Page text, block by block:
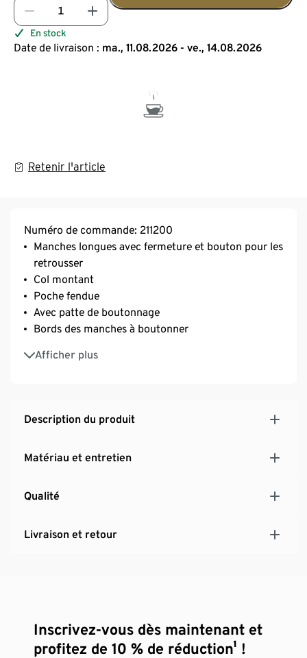
En stock
Date de livraison : ma., 11.08.2026 - ve., 14.08.2026
Retenir l'article
Numéro de commande: 211200
Manches longues avec fermeture et bouton pour les
retrousser
Col montant
Poche fendue
Avec patte de boutonnage
Bords des manches à boutonner
Afficher plus
Certification biologique GOTS par CU 809415
Description du produit
Matériau et entretien
Qualité
Livraison et retour
Inscrivez-vous dès maintenant et
profitez de 10 % de réduction¹ !